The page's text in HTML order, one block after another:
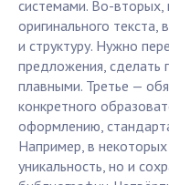
системами. Во-вторых,
оригинального
и структуру. Нужно
предложения, сделать
плавными. Третье —
конкретного
оформлению,
Например, в
уникальность, но и